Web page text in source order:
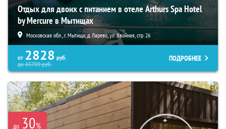
Отдых для двоих с питанием в отеле Arthurs Spa Hotel
by Mercure в Мытищах
Московская обл., г. Мытищи, д. Ларево, ул. Хвойная, стр. 26
от 2828 руб.
до65700руб.
ПОДРОБНЕЕ
до 30%